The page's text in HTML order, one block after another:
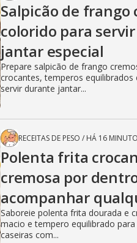
Salpicão de frango
colorido para
jantar especial
Prepare salpicão de frango
crocantes, temperos equilibrados
servir durante jantar...
RECEITAS DE PESO / HÁ 16
Polenta frita
cremosa por
acompanhar
Saboreie polenta frita dourada e
macio e tempero equilibrado
caseiras com...